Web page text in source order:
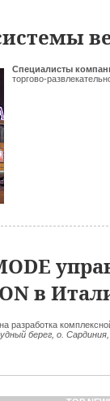
Специалисты
торгово-
в
разработка
берег, о.